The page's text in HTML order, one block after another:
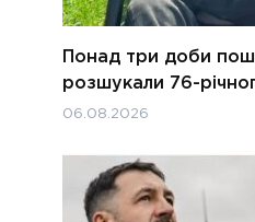
Понад три доби
розшукали 76-
06.08.2026